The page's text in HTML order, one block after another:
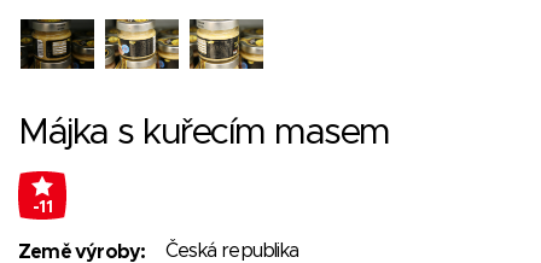
Májka s kuřecím masem
-11
Země výroby:
Česká republika